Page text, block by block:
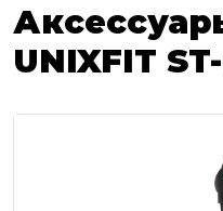
UNIXFIT